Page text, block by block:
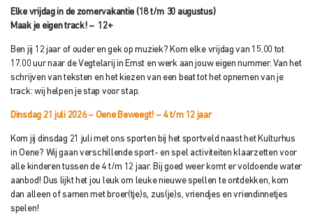
Elke vrijdag in de zomervakantie (18 t/m 30 augustus)
Maak je eigen track! – 12+
Ben jij 12 jaar of ouder en gek op muziek? Kom elke vrijdag van 15.00 tot
17.00 uur naar de Vegtelarij in Emst en werk aan jouw eigen nummer. Van het
schrijven van teksten en het kiezen van een beat tot het opnemen van je
track: wij helpen je stap voor stap.
Dinsdag 21 juli 2026 – Oene Beweegt! – 4 t/m 12 jaar
Kom jij dinsdag 21 juli met ons sporten bij het sportveld naast het Kulturhus
in Oene? Wij gaan verschillende sport- en spel activiteiten klaarzetten voor
alle kinderen tussen de 4 t/m 12 jaar. Bij goed weer komt er voldoende water
aanbod! Dus lijkt het jou leuk om leuke nieuwe spellen te ontdekken, kom
dan alleen of samen met broer(tje)s, zus(je)s, vriendjes en vriendinnetjes
spelen!